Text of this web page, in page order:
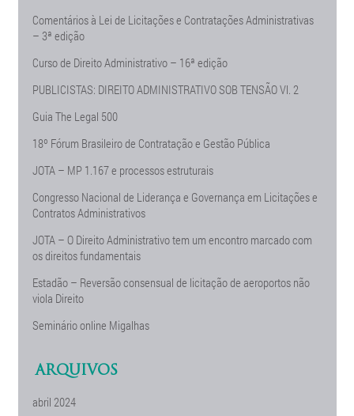
Comentários à Lei de Licitações e Contratações Administrativas
– 3ª edição
Curso de Direito Administrativo – 16ª edição
PUBLICISTAS: DIREITO ADMINISTRATIVO SOB TENSÃO Vl. 2
Guia The Legal 500
18º Fórum Brasileiro de Contratação e Gestão Pública
JOTA – MP 1.167 e processos estruturais
Congresso Nacional de Liderança e Governança em Licitações e
Contratos Administrativos
JOTA – O Direito Administrativo tem um encontro marcado com
os direitos fundamentais
Estadão – Reversão consensual de licitação de aeroportos não
viola Direito
Seminário online Migalhas
ARQUIVOS
abril 2024